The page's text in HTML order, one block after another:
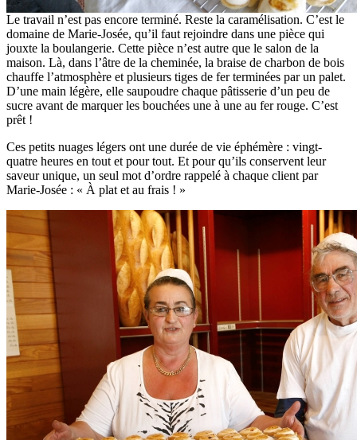
Le travail n’est pas encore terminé. Reste la caramélisation. C’est le
domaine de Marie-Josée, qu’il faut rejoindre dans une pièce qui
jouxte la boulangerie. Cette pièce n’est autre que le salon de la
maison. Là, dans l’âtre de la cheminée, la braise de charbon de bois
chauffe l’atmosphère et plusieurs tiges de fer terminées par un palet.
D’une main légère, elle saupoudre chaque pâtisserie d’un peu de
sucre avant de marquer les bouchées une à une au fer rouge. C’est
prêt !
Ces petits nuages légers ont une durée de vie éphémère : vingt-
quatre heures en tout et pour tout. Et pour qu’ils conservent leur
saveur unique, un seul mot d’ordre rappelé à chaque client par
Marie-Josée : « À plat et au frais ! »